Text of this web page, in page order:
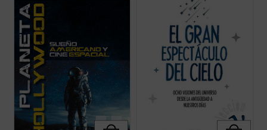
espacial reflejado en recientes
producciones de éxito que han avivado el
entusiasmo por la «conquista» del cosmos
(ver ficha)
fascinación y vértigo, curiosidad científica
e inspiración artística, intuición geométrica
y sentido religioso. ¿De qué ...